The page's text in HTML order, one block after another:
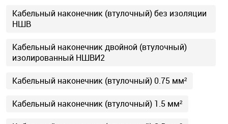
Кабельный наконечник (втулочный) без изоляции
НШВ
Кабельный наконечник двойной (втулочный)
изолированный НШВИ2
Кабельный наконечник (втулочный) 0.75 мм²
Кабельный наконечник (втулочный) 1.5 мм²